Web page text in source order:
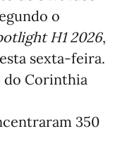
o
H1 2026,
sexta-feira.
do Corinthia
350